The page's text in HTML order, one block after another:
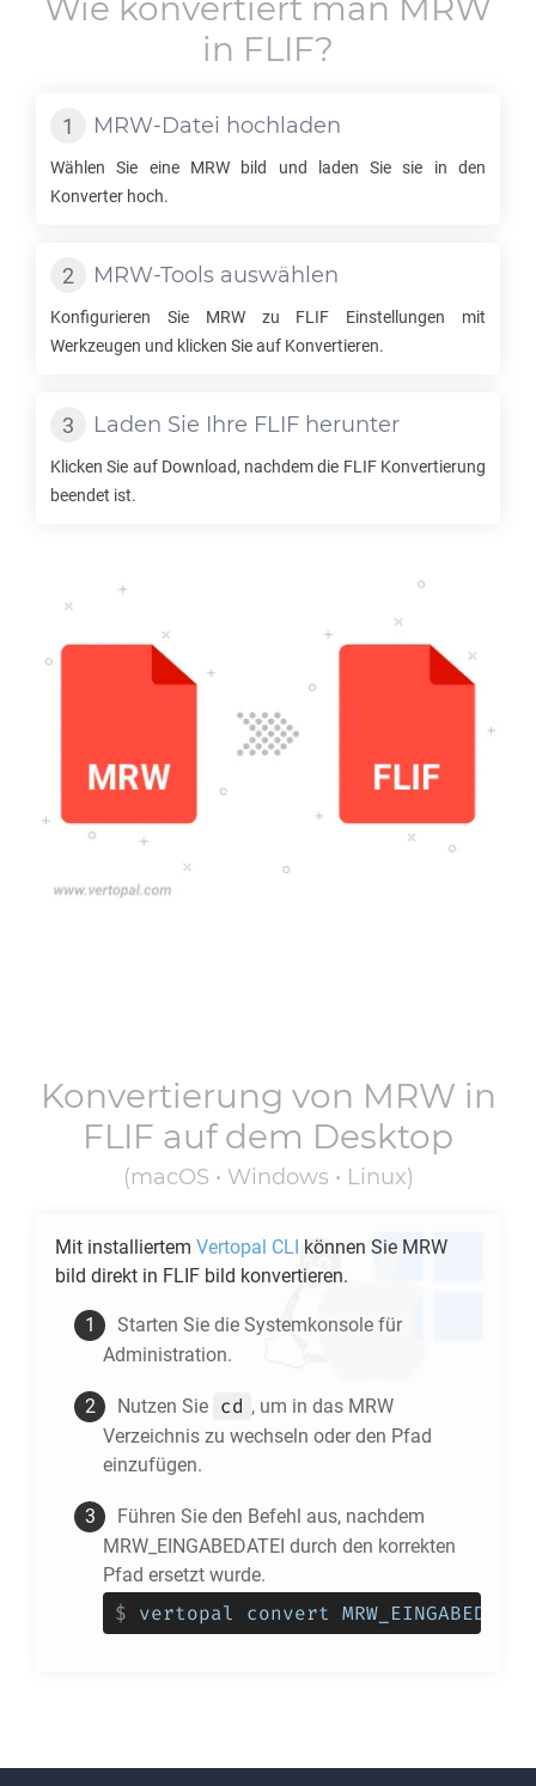
Wie konvertiert man MRW
in FLIF?
MRW-Datei hochladen
Wählen Sie eine MRWbild und laden Sie sie in den
Konverter hoch.
MRW-Tools auswählen
Konfigurieren Sie MRWzu FLIF Einstellungen mit
Werkzeugen und klicken Sie auf Konvertieren.
Laden Sie Ihre FLIF herunter
Klicken Sie auf Download, nachdem die FLIFKonvertierung
beendet ist.
Konvertierung von MRW in
FLIF auf dem Desktop
(macOS • Windows • Linux)
Mit installiertem Vertopal CLI können Sie MRW
bild direkt in FLIF bild konvertieren.
Starten Sie die Systemkonsole für
Administration.
Nutzen Sie cd , um in das MRW
Verzeichnis zu wechseln oder den Pfad
einzufügen.
Führen Sie den Befehl aus, nachdem
MRW_EINGABEDATEI durch den korrekten
Pfad ersetzt wurde.
$ vertopal convert